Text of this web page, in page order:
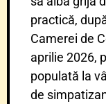
practică,
Camerei de
aprilie 2026,
populată la
de